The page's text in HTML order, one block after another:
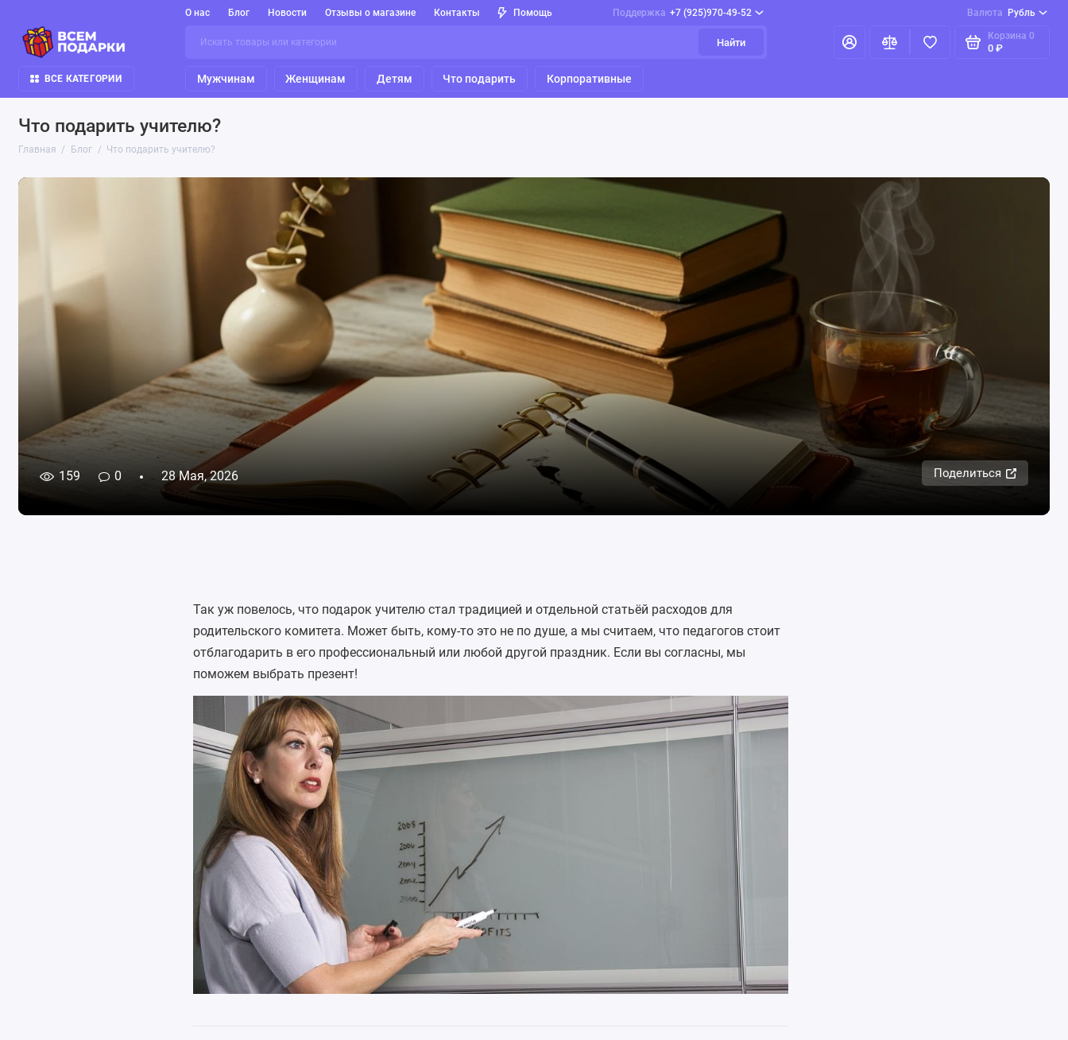
О нас Блог Новости Отзывы о магазине Контакты Помощь Поддержка +7 (925)970-49-52 Валюта Рубль
Найти
Корзина 0
0 ₽
ВСЕ КАТЕГОРИИ Мужчинам Женщинам Детям Что подарить Корпоративные
Что подарить учителю?
Главная Блог Что подарить учителю?
159 0 28 Мая, 2026 Поделиться
Так уж повелось, что подарок учителю стал традицией и отдельной статьёй расходов для
родительского комитета. Может быть, кому-то это не по душе, а мы считаем, что педагогов стоит
отблагодарить в его профессиональный или любой другой праздник. Если вы согласны, мы
поможем выбрать презент!